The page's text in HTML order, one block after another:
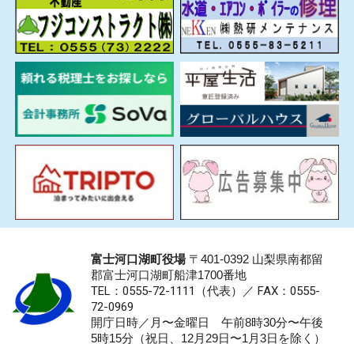
富士河口湖町役場〒401-0392 山梨県南都留
郡富士河口湖町船津1700番地
TEL：0555-72-1111 （代表）／ FAX：0555-
72-0969
開庁日時／月〜金曜日 午前8時30分〜午後
5時15分（祝日、12月29日〜1月3日を除く）